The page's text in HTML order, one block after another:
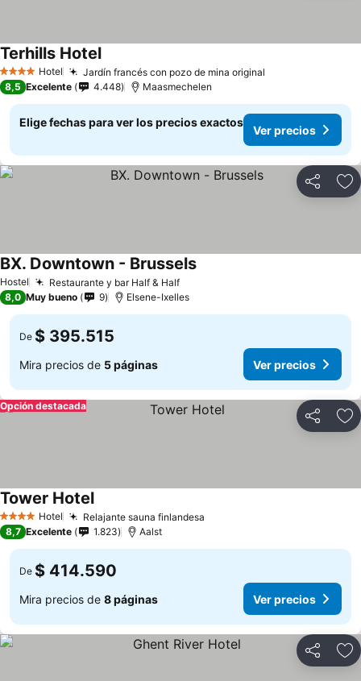
4 EstrellasHotel Jardín francés con pozo de mina original
Terhills Hotel
8,5 Excelente 4.448 Maasmechelen
Elige fechas para ver los precios exactos
Ver precios
Compartir
Hostel Restaurante y bar Half & Half
BX. Downtown - Brussels
8,0 Muy bueno 9 Elsene-Ixelles
De $ 395.515
Mira precios de 5 páginas Ver precios
Compartir
Opción destacada
4 EstrellasHotel Relajante sauna finlandesa
Tower Hotel
8,7 Excelente 1.823 Aalst
De $ 414.590
Mira precios de 8 páginas Ver precios
Compartir